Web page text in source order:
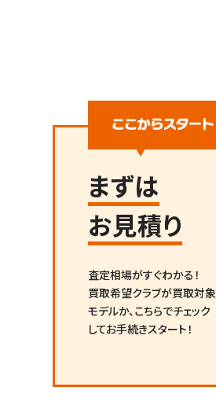
まずは
お見積り
査定相場がすぐわかる！
買取希望クラブが買取対象
モデルか、 こちらでチェック
してお手続きスタート！